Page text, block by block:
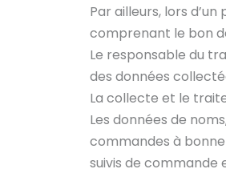
Par ailleurs, lors
comprenant le bon
Le responsable du
des données
La collecte et le
Les données de
commandes à
suivis de commande